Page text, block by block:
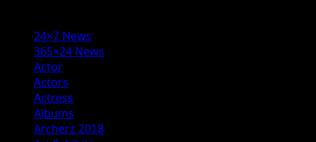
24×7 News
365×24 News
Actor
Actors
Actress
Albums
Archerz 2018